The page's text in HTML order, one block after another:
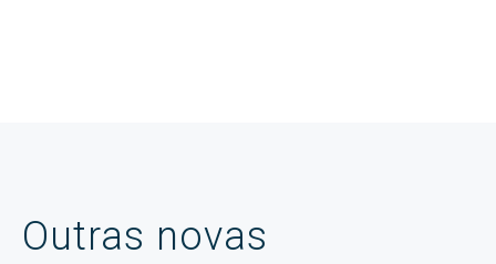
Outras novas